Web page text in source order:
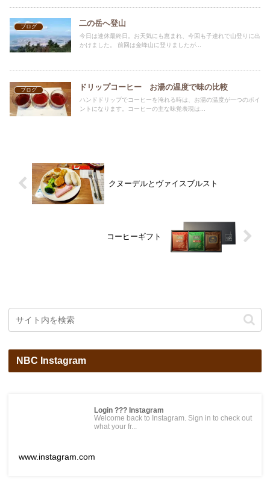
ブログ 二の岳へ登山
今日は連休最終日。お天気にも恵まれ、今回も子連れで山登りに出
かけました。 前回は金峰山に登りましたが...
ブログ ドリップコーヒー お湯の温度で味の比較
ハンドドリップでコーヒーを淹れる時は、お湯の温度が一つのポイ
ントになります。コーヒーの主な味覚表現は...
クヌーデルとヴァイスブルスト
コーヒーギフト
NBC Instagram
Login ??? Instagram
Welcome back to Instagram. Sign in to check out
what your fr...
www.instagram.com